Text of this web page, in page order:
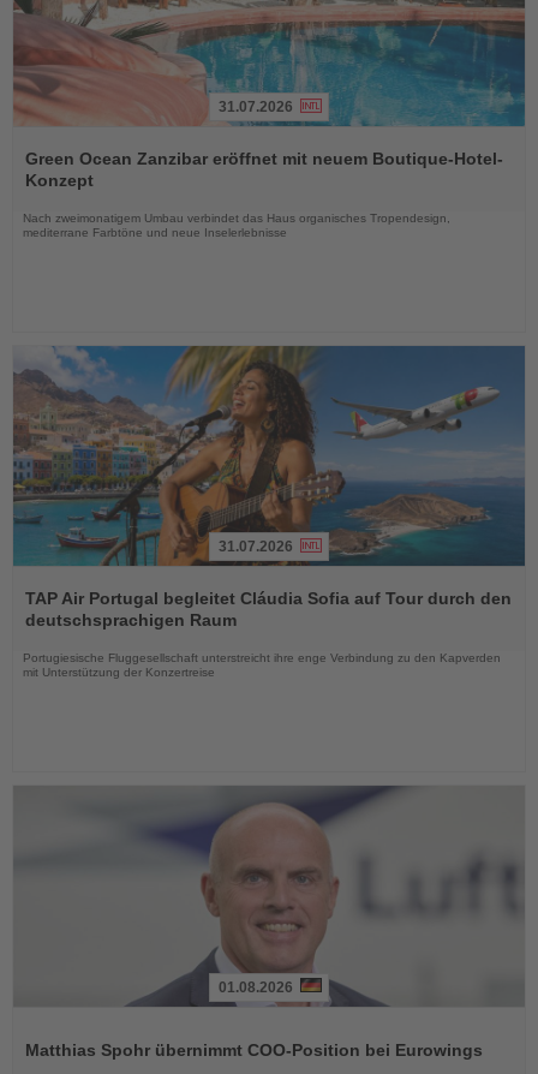
Sie
die
Nachrichten
31.07.2026
Green Ocean Zanzibar eröffnet mit neuem Boutique-Hotel-
Konzept
Nach zweimonatigem Umbau verbindet das Haus organisches Tropendesign,
mediterrane Farbtöne und neue Inselerlebnisse
Sie
die
31.07.2026
TAP Air Portugal begleitet Cláudia Sofia auf Tour durch den
deutschsprachigen Raum
Portugiesische Fluggesellschaft unterstreicht ihre enge Verbindung zu den Kapverden
mit Unterstützung der Konzertreise
die
01.08.2026
Matthias Spohr übernimmt COO-Position bei Eurowings